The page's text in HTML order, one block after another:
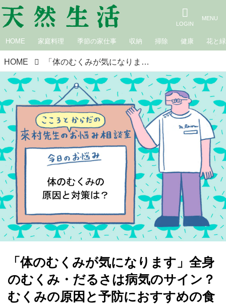
HOME 家庭料理 季節の家仕事 収納 掃除 健康 花と緑
HOME 「体のむくみが気になります」全身のむくみ・だるさは病気のサイン？ むくみの原因と予防におすすめの食材・漢方｜來村先生のこころとからだのお悩み相談室
「体のむくみが気になります」全身
のむくみ・だるさは病気のサイン？
むくみの原因と予防におすすめの食